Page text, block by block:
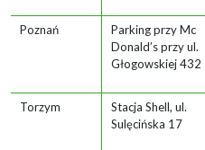
Poznań
Parking przy Mc
Donald’s przy ul.
Głogowskiej 432
Torzym
Stacja Shell, ul.
Sulęcińska 17